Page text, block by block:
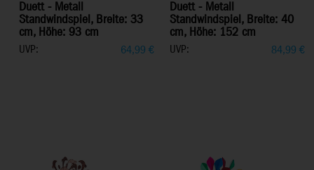
Duett - Metall
Standwindspiel, Breite: 33
cm, Höhe: 93 cm
UVP: 64,99 €
Duett - Metall
Standwindspiel, Breite: 40
cm, Höhe: 152 cm
UVP: 84,99 €